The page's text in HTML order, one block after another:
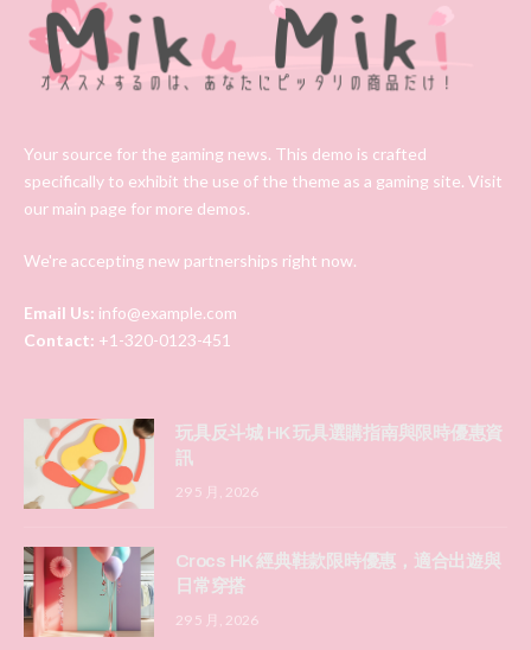
Your source for the gaming news. This demo is crafted
specifically to exhibit the use of the theme as a gaming site. Visit
our main page for more demos.
We're accepting new partnerships right now.
Email Us: info@example.com
Contact: +1-320-0123-451
玩具反斗城 HK 玩具選購指南與限時優惠資
訊
29 5 月, 2026
Crocs HK 經典鞋款限時優惠，適合出遊與
日常穿搭
29 5 月, 2026